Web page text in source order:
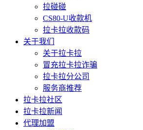
拉碰碰
CS80-U收款机
拉卡拉收款码
关于我们
关于拉卡拉
冒充拉卡拉诈骗
拉卡拉分公司
服务商推荐
拉卡拉社区
拉卡拉新闻
代理加盟